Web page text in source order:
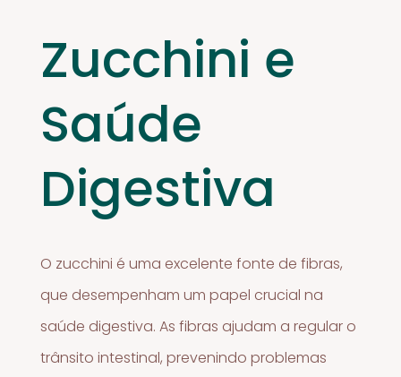
Zucchini e
Saúde
Digestiva
O zucchini é uma excelente fonte de fibras,
que desempenham um papel crucial na
saúde digestiva. As fibras ajudam a regular o
trânsito intestinal, prevenindo problemas